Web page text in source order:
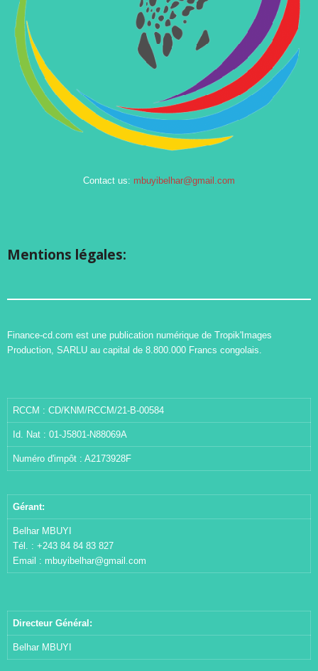
Contact us: mbuyibelhar@gmail.com
Mentions légales:
Finance-cd.com est une publication numérique de Tropik'Images
Production, SARLU au capital de 8.800.000 Francs congolais.
RCCM : CD/KNM/RCCM/21-B-00584
Id. Nat : 01-J5801-N88069A
Numéro d'impôt : A2173928F
Gérant:
Belhar MBUYI
Tél. : +243 84 84 83 827
Email : mbuyibelhar@gmail.com
Directeur Général:
Belhar MBUYI